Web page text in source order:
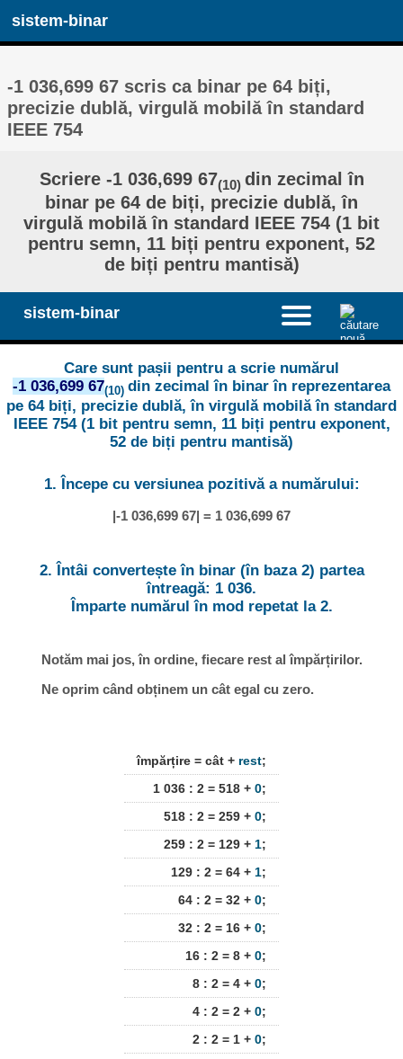
sistem-binar
-1 036,699 67 scris ca binar pe 64 biți,
precizie dublă, virgulă mobilă în standard
IEEE 754
Scriere -1 036,699 67(10) din zecimal în
binar pe 64 de biți, precizie dublă, în
virgulă mobilă în standard IEEE 754 (1 bit
pentru semn, 11 biți pentru exponent, 52
de biți pentru mantisă)
sistem-binar
Care sunt pașii pentru a scrie numărul
-1 036,699 67(10) din zecimal în binar în reprezentarea
pe 64 biți, precizie dublă, în virgulă mobilă în standard
IEEE 754 (1 bit pentru semn, 11 biți pentru exponent,
52 de biți pentru mantisă)
1. Începe cu versiunea pozitivă a numărului:
|-1 036,699 67| = 1 036,699 67
2. Întâi convertește în binar (în baza 2) partea
întreagă: 1 036.
Împarte numărul în mod repetat la 2.
Notăm mai jos, în ordine, fiecare rest al împărțirilor.
Ne oprim când obținem un cât egal cu zero.
împărțire = cât + rest;
1 036 : 2 = 518 + 0;
518 : 2 = 259 + 0;
259 : 2 = 129 + 1;
129 : 2 = 64 + 1;
64 : 2 = 32 + 0;
32 : 2 = 16 + 0;
16 : 2 = 8 + 0;
8 : 2 = 4 + 0;
4 : 2 = 2 + 0;
2 : 2 = 1 + 0;